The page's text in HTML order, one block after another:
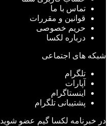
تماس با ما
قوانین و مقررات
حریم خصوصی
درباره لکسا
شبکه های اجتماعی
تلگرام
آپارات
اینستاگرام
پشتیبانی تلگرام
در خبرنامه لکسا گیم عضو شوید